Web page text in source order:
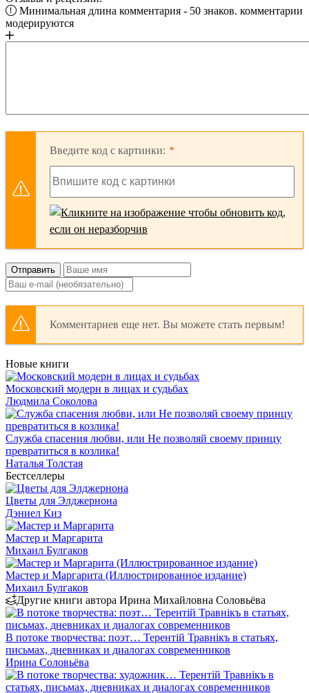
Минимальная длина комментария - 50 знаков. комментарии
модерируются
Введите код с картинки:
Отправить
Комментариев еще нет. Вы можете стать первым!
Новые книги
Московский модерн в лицах и судьбах
Людмила Соколова
Служба спасения любви, или Не позволяй своему принцу
превратиться в козлика!
Наталья Толстая
Бестселлеры
Цветы для Элджернона
Дэниел Киз
Мастер и Маргарита
Михаил Булгаков
Мастер и Маргарита (Иллюстрированное издание)
Михаил Булгаков
Другие книги автора Ирина Михайловна Соловьёва
В потоке творчества: поэт… Терентiй Травнiкъ в статьях,
письмах, дневниках и диалогах современников
Ирина Соловьёва